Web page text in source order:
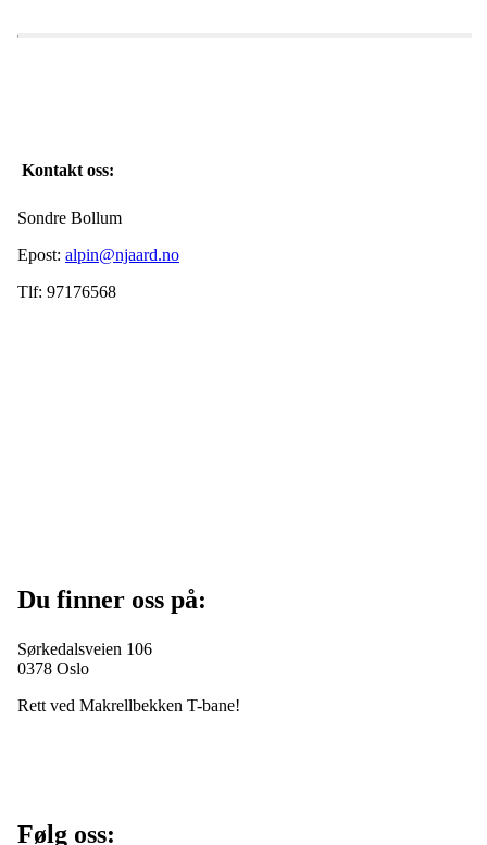
Kontakt oss:
Sondre Bollum
Epost: alpin@njaard.no
Tlf: 97176568
Du finner oss på:
Sørkedalsveien 106
0378 Oslo
Rett ved Makrellbekken T-bane!
Følg oss: